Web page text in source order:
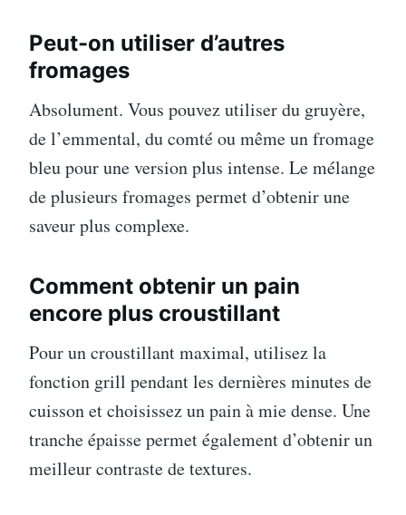
Peut-on utiliser d’autres
fromages
Absolument. Vous pouvez utiliser du gruyère,
de l’emmental, du comté ou même un fromage
bleu pour une version plus intense. Le mélange
de plusieurs fromages permet d’obtenir une
saveur plus complexe.
Comment obtenir un pain
encore plus croustillant
Pour un croustillant maximal, utilisez la
fonction grill pendant les dernières minutes de
cuisson et choisissez un pain à mie dense. Une
tranche épaisse permet également d’obtenir un
meilleur contraste de textures.